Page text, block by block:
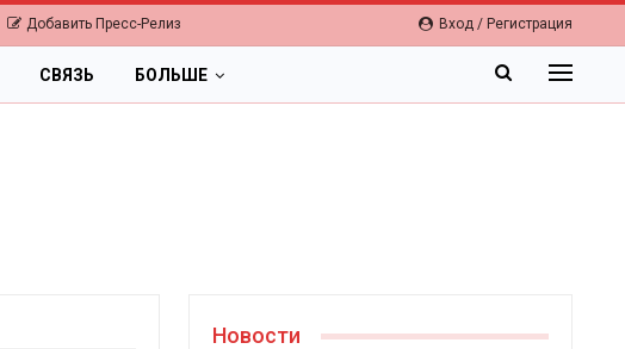
Вход / Регистрация
Добавить Пресс-Релиз
СВЯЗЬ БОЛЬШЕ
Новости